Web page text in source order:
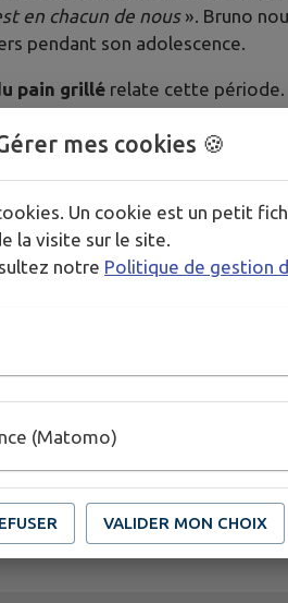
en chacun de nous ». Bruno
pendant son adolescence.
pain grillé relate cette période.
un adolescent discret, avec
d’été, accompagné de ses
très apprécié des enfants. Ce
prédateur… Des années
sa vie. Un flot de souvenirs,
qu’il a subies,
publié aux éditions S-Active, en
mes cookies 🍪
Un cookie est un petit
la visite sur le site.
notre Politique de gestion
(Matomo)
VALIDER MON CHOIX